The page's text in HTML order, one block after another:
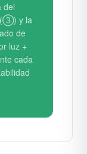
del
(③) y la
de
luz +
cada